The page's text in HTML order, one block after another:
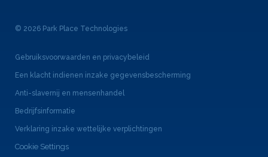
© 2026 Park Place Technologies
Gebruiksvoorwaarden en privacybeleid
Een klacht indienen inzake gegevensbescherming
Anti-slavernij en mensenhandel
Bedrijfsinformatie
Verklaring inzake wettelijke verplichtingen
Cookie Settings